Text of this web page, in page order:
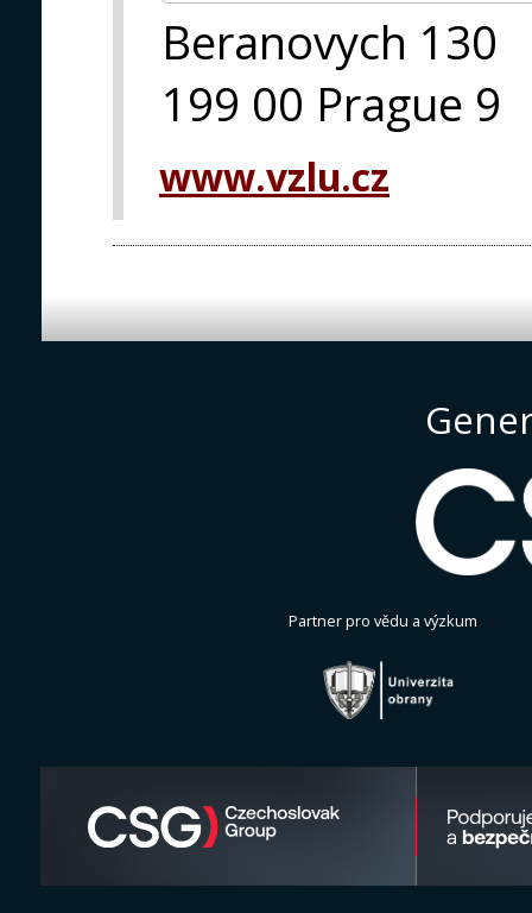
Beranovych 130
199 00 Prague 9
www.vzlu.cz
Partner pro vědu a výzkum